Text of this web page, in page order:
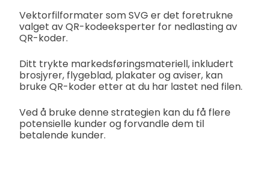
Vektorfilformater som SVG er det foretrukne
valget av QR-kodeeksperter for nedlasting av
QR-koder.
Ditt trykte markedsføringsmateriell, inkludert
brosjyrer, flygeblad, plakater og aviser, kan
bruke QR-koder etter at du har lastet ned filen.
Ved å bruke denne strategien kan du få flere
potensielle kunder og forvandle dem til
betalende kunder.